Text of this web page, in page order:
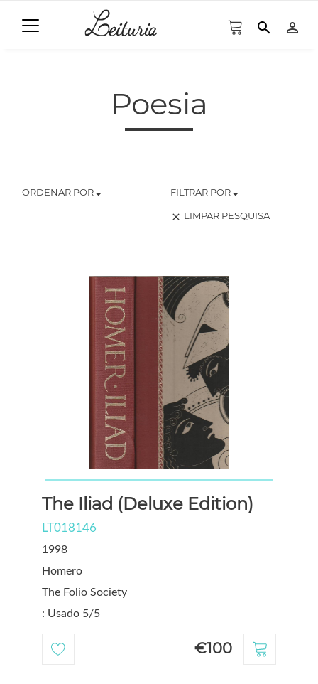
search person_outline
Poesia
ORDENAR POR FILTRAR POR
clear LIMPAR PESQUISA
The Iliad (Deluxe Edition)
LT018146
1998
Homero
The Folio Society
: Usado 5/5
€100